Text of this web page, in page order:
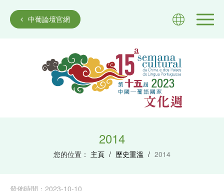
中葡論壇官網
2014
您的位置： 主頁 / 歷史重溫 / 2014
發佈時間：2023-10-10